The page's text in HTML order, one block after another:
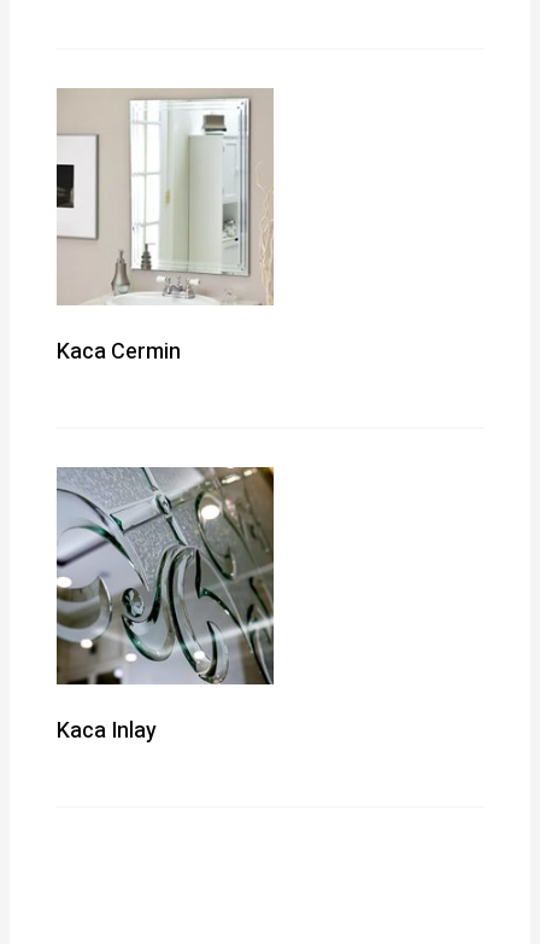
Kaca Cermin
Kaca Inlay